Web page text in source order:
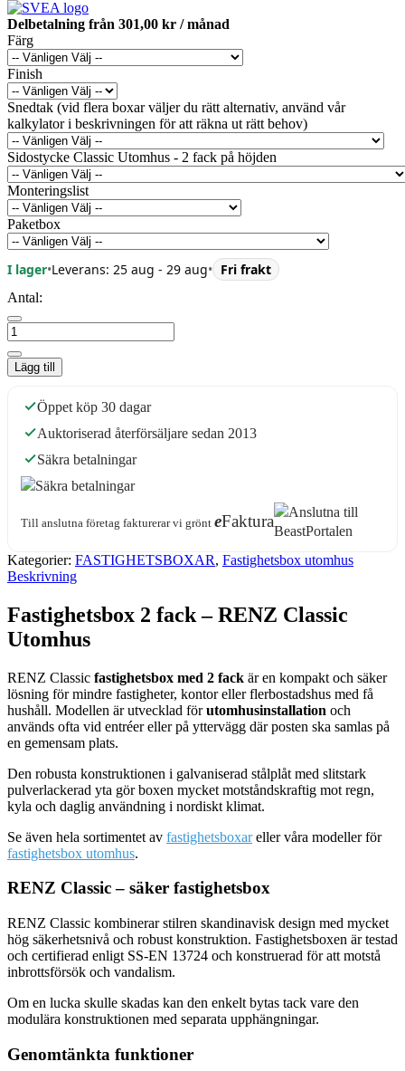
Delbetalning från 301,00 kr / månad
Färg
Finish
Snedtak (vid flera boxar väljer du rätt alternativ, använd vår
kalkylator i beskrivningen för att räkna ut rätt behov)
Sidostycke Classic Utomhus - 2 fack på höjden
Monteringslist
Paketbox
I lager•Leverans: 25 aug - 29 aug• Fri frakt
Antal:
Lägg till
Öppet köp 30 dagar
Auktoriserad återförsäljare sedan 2013
Säkra betalningar
Till anslutna företag fakturerar vi grönt eFaktura
Kategorier: FASTIGHETSBOXAR, Fastighetsbox utomhus
Beskrivning
Fastighetsbox 2 fack – RENZ Classic
Utomhus
RENZ Classic fastighetsbox med 2 fack är en kompakt och säker
lösning för mindre fastigheter, kontor eller flerbostadshus med få
hushåll. Modellen är utvecklad förutomhusinstallation och
används ofta vid entréer eller på yttervägg där posten ska samlas på
en gemensam plats.
Den robusta konstruktionen i galvaniserad stålplåt med slitstark
pulverlackerad yta gör boxen mycket motståndskraftig mot regn,
kyla och daglig användning i nordiskt klimat.
Se även hela sortimentet av fastighetsboxareller våra modeller för
fastighetsbox utomhus.
RENZ Classic – säker fastighetsbox
RENZ Classic kombinerar stilren skandinavisk design med mycket
hög säkerhetsnivå och robust konstruktion. Fastighetsboxen är testad
och certifierad enligt SS-EN 13724 och konstruerad för att motstå
inbrottsförsök och vandalism.
Om en lucka skulle skadas kan den enkelt bytas tack vare den
modulära konstruktionen med separata upphängningar.
Genomtänkta funktioner